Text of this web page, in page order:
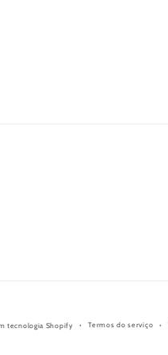
tecnologia Shopify Termos do serviço